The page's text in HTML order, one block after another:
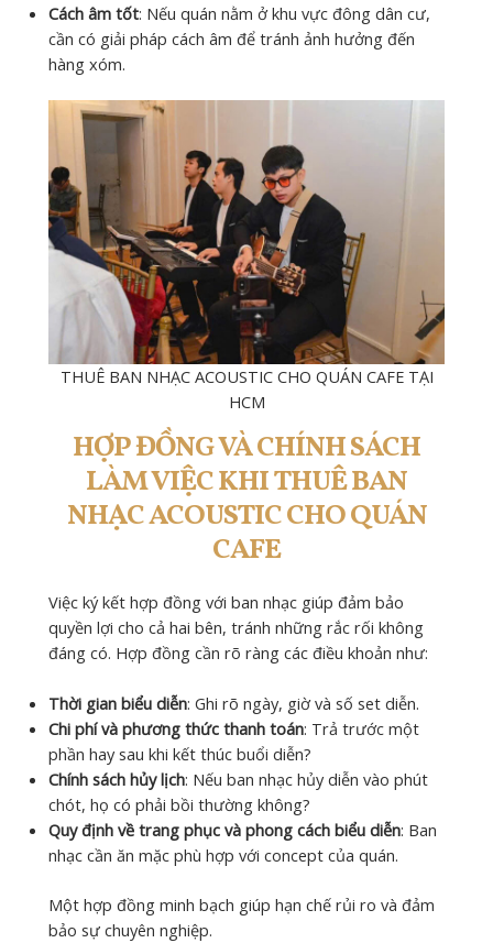
Cách âm tốt: Nếu quán nằm ở khu vực đông dân cư,
cần có giải pháp cách âm để tránh ảnh hưởng đến
hàng xóm.
THUÊ BAN NHẠC ACOUSTIC CHO QUÁN CAFE TẠI
HCM
HỢP ĐỒNG VÀ CHÍNH SÁCH
LÀM VIỆC KHI THUÊ BAN
NHẠC ACOUSTIC CHO QUÁN
CAFE
Việc ký kết hợp đồng với ban nhạc giúp đảm bảo
quyền lợi cho cả hai bên, tránh những rắc rối không
đáng có. Hợp đồng cần rõ ràng các điều khoản như:
Thời gian biểu diễn: Ghi rõ ngày, giờ và số set diễn.
Chi phí và phương thức thanh toán: Trả trước một
phần hay sau khi kết thúc buổi diễn?
Chính sách hủy lịch: Nếu ban nhạc hủy diễn vào phút
chót, họ có phải bồi thường không?
Quy định về trang phục và phong cách biểu diễn: Ban
nhạc cần ăn mặc phù hợp với concept của quán.
Một hợp đồng minh bạch giúp hạn chế rủi ro và đảm
bảo sự chuyên nghiệp.